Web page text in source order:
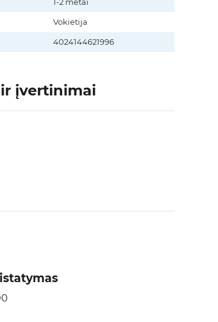
1-2 metai
Vokietija
4024144621996
įvertinimai